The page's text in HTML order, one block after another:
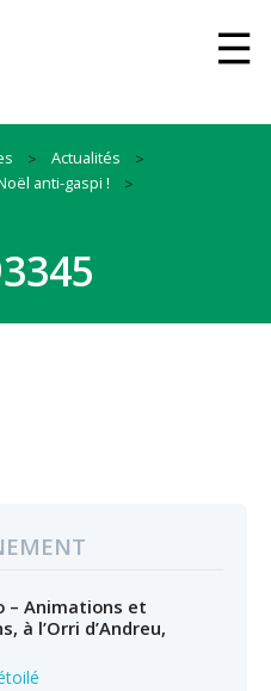
Actualités
anti-gaspi !
– Animations et
à l’Orri d’Andreu,